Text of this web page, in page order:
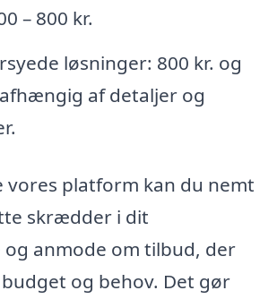
– 800 kr.
løsninger: 800 kr. og
af detaljer og
vores platform kan du nemt
skrædder i dit
anmode om tilbud, der
og behov. Det gør